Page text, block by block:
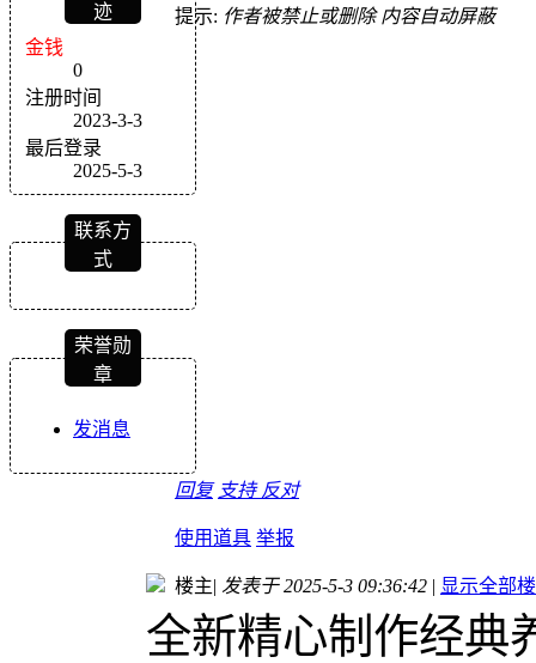
迹
金钱
0
注册时间
2023-3-3
最后登录
2025-5-3
联系方
式
荣誉勋
章
发消息
提示: 作者被禁止或删除 内容自动屏蔽
回复 支持 反对
使用道具 举报
楼主| 发表于 2025-5-3 09:36:42 | 显示全部
全新精心制作经典